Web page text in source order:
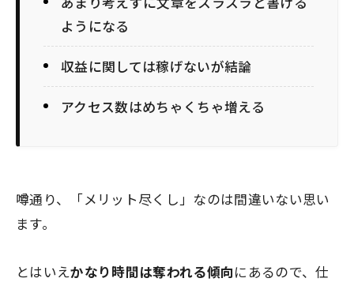
ようになる
収益に関しては稼げないが結論
アクセス数はめちゃくちゃ増える
噂通り、 「メリット尽くし」 なのは間違いない思い
ます。
とはいえかなり時間は奪われる傾向にあるので、仕